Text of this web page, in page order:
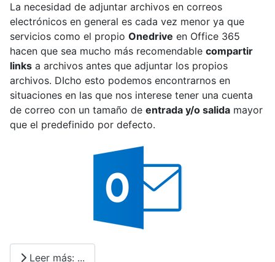
La necesidad de adjuntar archivos en correos
electrónicos en general es cada vez menor ya que
servicios como el propio Onedrive en Office 365
hacen que sea mucho más recomendable compartir
links a archivos antes que adjuntar los propios
archivos. DIcho esto podemos encontrarnos en
situaciones en las que nos interese tener una cuenta
de correo con un tamaño de entrada y/o salida mayor
que el predefinido por defecto.
Leer más: ...